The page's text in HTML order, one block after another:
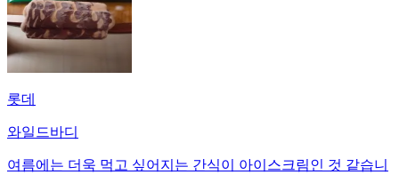
롯데
와일드바디
여름에는 더욱 먹고 싶어지는 간식이 아이스크림인 것 같습니